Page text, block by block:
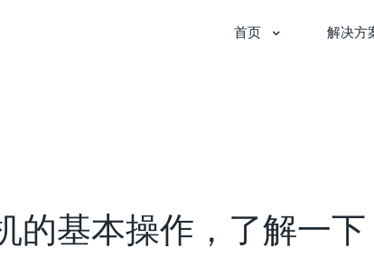
首页 解决方
的基本操作，了解一下